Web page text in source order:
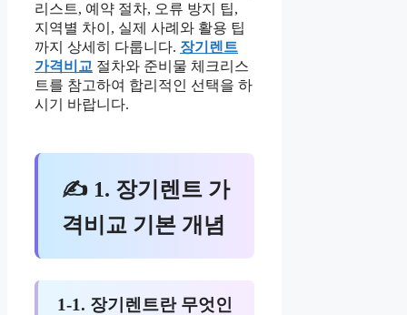
리스트, 예약 절차, 오류 방지 팁,
지역별 차이, 실제 사례와 활용 팁
까지 상세히 다룹니다. 장기렌트
가격비교 절차와 준비물 체크리스
트를 참고하여 합리적인 선택을 하
시기 바랍니다.
✍ 1. 장기렌트 가
격비교 기본 개념
1-1. 장기렌트란 무엇인